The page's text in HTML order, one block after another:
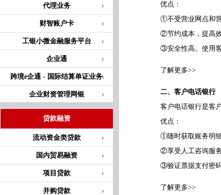
代理业务
财智账户卡
工银小微金融服务平台
企业通
跨境e企通 - 国际结算单证业务
企业财资管理网银
贷款融资
流动资金类贷款
国内贸易融资
项目贷款
并购贷款
优点：
①不受营业网点和营
②节约成本，提高
③安全性高。使用客
了解更多>>
二、客户电话银行
客户电话银行是客户
优点：
①随时获取账务明细
②享受人工咨询服
③验证票据支付密码
了解更多>>